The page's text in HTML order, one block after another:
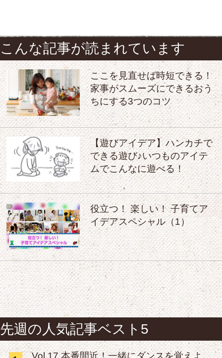
こんな記事が読まれています
ここを見直せば時短できる！
家事がスムーズにできるおう
ちにする3つのコツ
【遊びアイデア】ハンカチで
できる遊び♪いつものアイテ
ムでこんなに遊べる！
役立つ！ 楽しい！ 子育てア
イデアスペシャル（1）
先週の人気記事ベスト5
Vol.17 本番間近！一緒にダンスを覚えよ